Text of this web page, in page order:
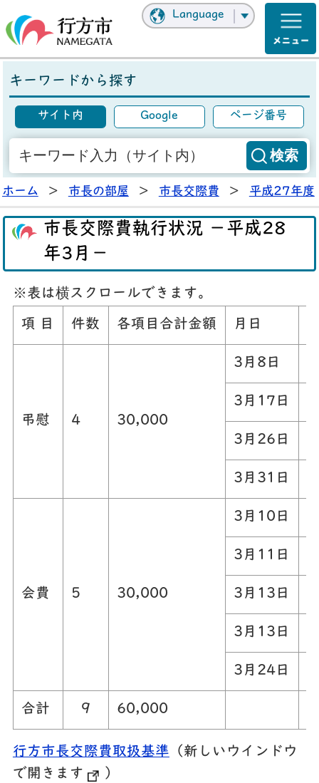
Language
キーワードから探す
サイト内 Google ページ番号
ホーム > 市長の部屋 > 市長交際費 > 平成27年度
市長交際費執行状況 －平成28
年3月－
※表は横スクロールできます。
項 目 件数 各項目合計金額 月日
弔慰 4 30,000
3月8日
3月17日
3月26日
3月31日
会費 5 30,000
3月10日
3月11日
3月13日
3月13日
3月24日
合計 9 60,000
行方市長交際費取扱基準 （新しいウインドウ
で開きます
）